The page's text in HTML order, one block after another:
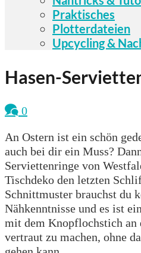
Praktisches
Plotterdateien
Upcycling &
Hasen-
0
An Ostern ist ein schön
auch bei dir ein Muss?
Serviettenringe von
Tischdeko den letzten
Schnittmuster brauchst du
Nähkenntnisse und es ist
mit dem Knopflochstich an
vertraut zu machen, ohne